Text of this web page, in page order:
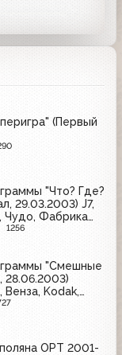
(Первый
"Что? Где?
29.03.2003) J7,
Чудо, Фабрика
1256
"Смешные
28.06.2003)
Венза, Kodak,
Мегафон, Миф,
ОРТ 2001-